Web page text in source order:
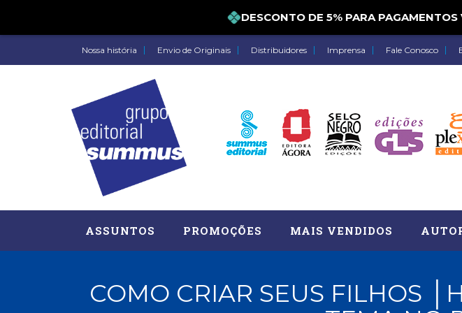
DESCONTO DE 5% PARA PAGAMENTOS
Nossa história Envio de Originais Distribuidores Imprensa Fale Conosco
ASSUNTOS PROMOÇÕES MAIS VENDIDOS
COMO CRIAR SEUS FILHOS